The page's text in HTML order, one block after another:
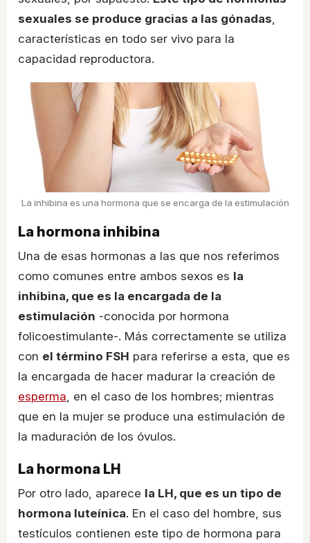
sexuales se produce gracias a las gónadas,
características en todo ser vivo para la
capacidad reproductora.
La inhibina es una hormona que se encarga de la estimulación
La hormona inhibina
Una de esas hormonas a las que nos referimos
como comunes entre ambos sexos es la
inhibina, que es la encargada de la
estimulación -conocida por hormona
folicoestimulante-. Más correctamente se utiliza
con el término FSH para referirse a esta, que es
la encargada de hacer madurar la creación de
esperma , en el caso de los hombres; mientras
que en la mujer se produce una estimulación de
la maduración de los óvulos.
La hormona LH
Por otro lado, aparece la LH, que es un tipo de
hormona luteínica. En el caso del hombre, sus
testículos contienen este tipo de hormona para